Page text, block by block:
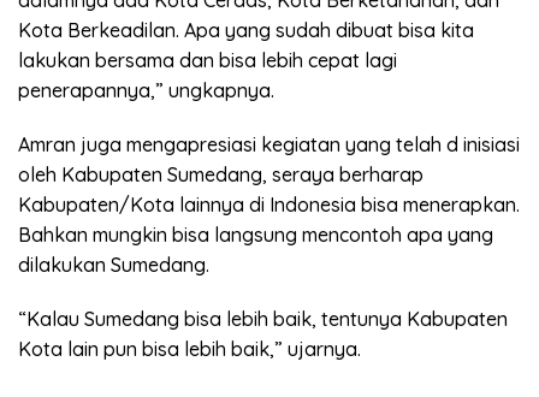
Kota Berkeadilan. Apa yang sudah dibuat bisa kita
lakukan bersama dan bisa lebih cepat lagi
penerapannya,” ungkapnya.
Amran juga mengapresiasi kegiatan yang telah d inisiasi
oleh Kabupaten Sumedang, seraya berharap
Kabupaten/Kota lainnya di Indonesia bisa menerapkan.
Bahkan mungkin bisa langsung mencontoh apa yang
dilakukan Sumedang.
“Kalau Sumedang bisa lebih baik, tentunya Kabupaten
Kota lain pun bisa lebih baik,” ujarnya.